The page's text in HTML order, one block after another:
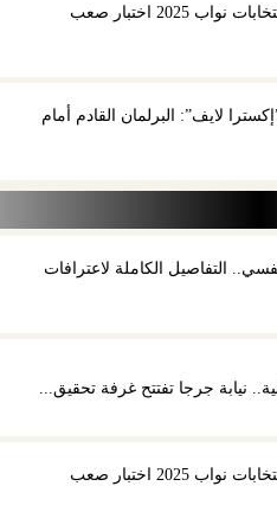
محسن البديوي: انتخابات نواب 2025 اختبار صعب
لايف”: البرلمان القادم أمام
التفاصيل الكاملة لاعترافات
نيابة جرجا تفتتح غرفة تحقيق...
محسن البديوي: انتخابات نواب 2025 اختبار صعب